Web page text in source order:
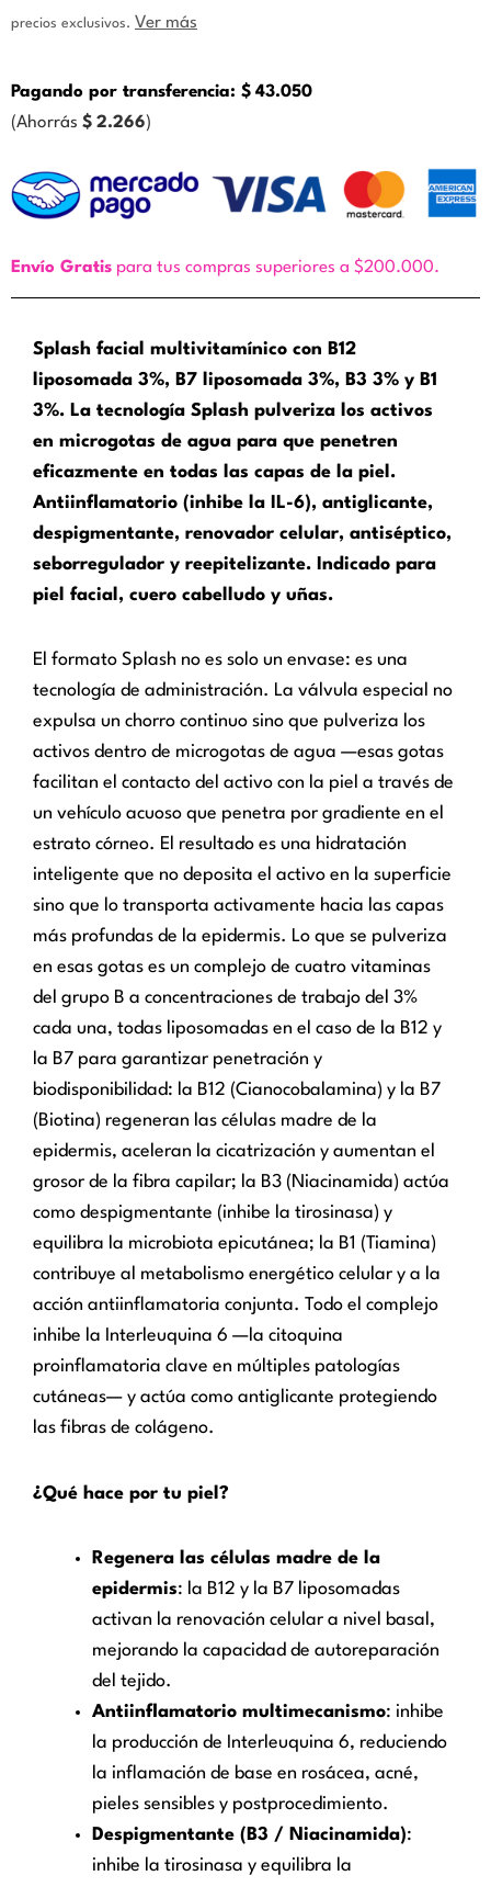
precios exclusivos. Ver más
Pagando por transferencia: $ 43.050
(Ahorrás $ 2.266)
Envío Gratis para tus compras superiores a $200.000.
Splash facial multivitamínico con B12
liposomada 3%, B7 liposomada 3%, B3 3% y B1
3%. La tecnología Splash pulveriza los activos
en microgotas de agua para que penetren
eficazmente en todas las capas de la piel.
Antiinflamatorio (inhibe la IL-6), antiglicante,
despigmentante, renovador celular, antiséptico,
seborregulador y reepitelizante. Indicado para
piel facial, cuero cabelludo y uñas.
El formato Splash no es solo un envase: es una
tecnología de administración. La válvula especial no
expulsa un chorro continuo sino que pulveriza los
activos dentro de microgotas de agua —esas gotas
facilitan el contacto del activo con la piel a través de
un vehículo acuoso que penetra por gradiente en el
estrato córneo. El resultado es una hidratación
inteligente que no deposita el activo en la superficie
sino que lo transporta activamente hacia las capas
más profundas de la epidermis. Lo que se pulveriza
en esas gotas es un complejo de cuatro vitaminas
del grupo B a concentraciones de trabajo del 3%
cada una, todas liposomadas en el caso de la B12 y
la B7 para garantizar penetración y
biodisponibilidad: la B12 (Cianocobalamina) y la B7
(Biotina) regeneran las células madre de la
epidermis, aceleran la cicatrización y aumentan el
grosor de la fibra capilar; la B3 (Niacinamida) actúa
como despigmentante (inhibe la tirosinasa) y
equilibra la microbiota epicutánea; la B1 (Tiamina)
contribuye al metabolismo energético celular y a la
acción antiinflamatoria conjunta. Todo el complejo
inhibe la Interleuquina 6 —la citoquina
proinflamatoria clave en múltiples patologías
cutáneas— y actúa como antiglicante protegiendo
las fibras de colágeno.
¿Qué hace por tu piel?
Regenera las células madre de la
epidermis: la B12 y la B7 liposomadas
activan la renovación celular a nivel basal,
mejorando la capacidad de autoreparación
del tejido.
Antiinflamatorio multimecanismo: inhibe
la producción de Interleuquina 6, reduciendo
la inflamación de base en rosácea, acné,
pieles sensibles y postprocedimiento.
Despigmentante (B3 / Niacinamida):
inhibe la tirosinasa y equilibra la